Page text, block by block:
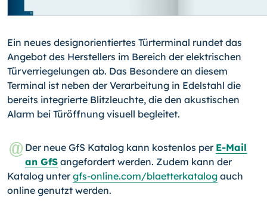
Ein neues designorientiertes Türterminal rundet das
Angebot des Herstellers im Bereich der elektrischen
Türverriegelungen ab. Das Besondere an diesem
Terminal ist neben der Verarbeitung in Edelstahl die
bereits integrierte Blitzleuchte, die den akustischen
Alarm bei Türöffnung visuell begleitet.
Der neue GfS Katalog kann kostenlos per E-Mail
an GfS angefordert werden. Zudem kann der
Katalog untergfs-online.com/blaetterkatalog auch
online genutzt werden.